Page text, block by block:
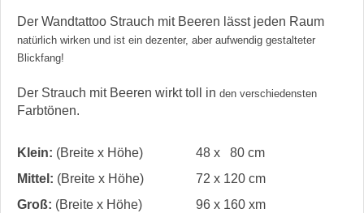
Der Wandtattoo Strauch mit Beeren lässt jeden Raum
natür lich wirken und ist ein dezenter, aber aufwendig gestalteter
Blickfang!
Der Strauch mit Beeren wirkt toll in den verschiedensten
Farbtönen.
Klein: (Breite x Höhe)
48 x 80 cm
Mittel: (Breite x Höhe)
72 x 120 cm
Groß: (Breite x Höhe) 96 x 160 xm